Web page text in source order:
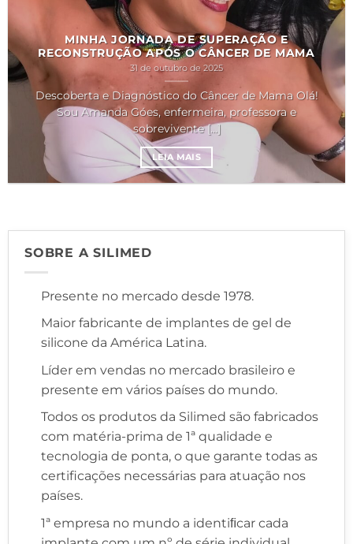
MINHA JORNADA DE SUPERAÇÃO E
RECONSTRUÇÃO APÓS O CÂNCER DE MAMA
31 de outubro de 2025
Descoberta e Diagnóstico do Câncer de Mama Olá!
Sou Amanda Góes, enfermeira, professora e
sobrevivente [...]
LEIA MAIS
SOBRE A SILIMED
Presente no mercado desde 1978.
Maior fabricante de implantes de gel de
silicone da América Latina.
Líder em vendas no mercado brasileiro e
presente em vários países do mundo.
Todos os produtos da Silimed são fabricados
com matéria-prima de 1ª qualidade e
tecnologia de ponta, o que garante todas as
certificações necessárias para atuação nos
países.
1ª empresa no mundo a identiﬁcar cada